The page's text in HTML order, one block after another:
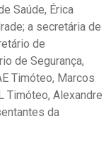
Saúde, Érica
a secretária de
de
de Segurança,
Timóteo, Marcos
Timóteo, Alexandre
da